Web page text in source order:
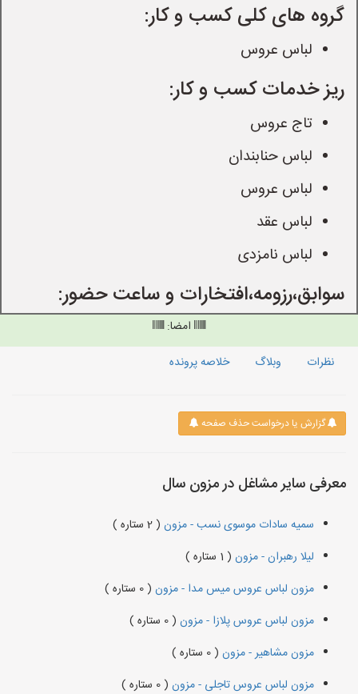
گروه های کلی کسب و کار:
لباس عروس
ریز خدمات کسب و کار:
تاج عروس
لباس حنابندان
لباس عروس
لباس عقد
لباس نامزدی
سوابق،رزومه،افتخارات و ساعت حضور:
امضا:
نظرات
وبلاگ خلاصه پرونده
گزارش یا درخواست حذف صفحه
معرفی سایر مشاغل در مزون سال
سمیه سادات موسوی نسب - مزون ( 2 ستاره )
لیلا رهبران - مزون ( 1 ستاره )
مزون لباس عروس میس مدا - مزون ( 0 ستاره )
مزون لباس عروس پلازا - مزون ( 0 ستاره )
مزون مشاهیر - مزون ( 0 ستاره )
مزون لباس عروس تاجلی - مزون ( 0 ستاره )